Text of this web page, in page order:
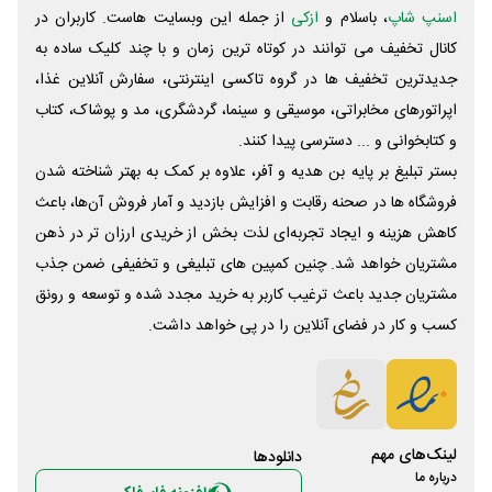
اسنپ شاپ، باسلام و ازکی از جمله این وبسایت ‌هاست. کاربران در
کانال تخفیف می توانند در کوتاه ترین زمان و با چند کلیک ساده به
جدیدترین تخفیف ها در گروه تاکسی اینترنتی، سفارش آنلاین غذا،
اپراتورهای مخابراتی، موسیقی و سینما، گردشگری، مد و پوشاک، کتاب
و کتابخوانی و ... دسترسی پیدا کنند.
بستر تبلیغ بر پایه بن هدیه و آفر، علاوه بر کمک به بهتر شناخته شدن
فروشگاه ها در صحنه رقابت و افزایش بازدید و آمار فروش آن‌ها، باعث
کاهش هزینه و ایجاد تجربه‌ای لذت بخش از خریدی ارزان تر در ذهن
مشتریان خواهد شد. چنین کمپین های تبلیغی و تخفیفی ضمن جذب
مشتریان جدید باعث ترغیب کاربر به خرید مجدد شده و توسعه و رونق
کسب و کار در فضای آنلاین را در پی خواهد داشت.
لینک‌های مهم
درباره ما
دانلود‌ها